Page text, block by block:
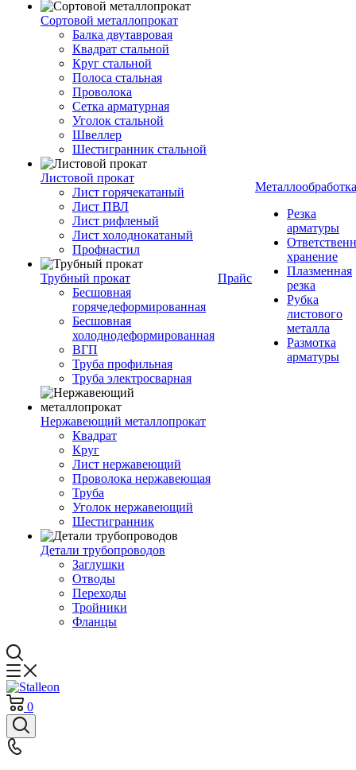
Сортовой металлопрокат
Балка двутавровая
Квадрат стальной
Круг стальной
Полоса стальная
Проволока
Сетка арматурная
Уголок стальной
Швеллер
Шестигранник стальной
Листовой прокат
Лист горячекатаный
Лист ПВЛ
Лист рифленый
Лист холоднокатаный
Профнастил
Трубный прокат
Бесшовная
горячедеформированная
Бесшовная
холоднодеформированная
ВГП
Труба профильная
Труба электросварная
Нержавеющий металлопрокат
Квадрат
Круг
Лист нержавеющий
Проволока нержавеющая
Труба
Уголок нержавеющий
Шестигранник
Детали трубопроводов
Заглушки
Отводы
Переходы
Тройники
Фланцы
Прайс
Металлообработка
Резка
арматуры
хранение
Плазменная
резка
Рубка
листового
металла
Размотка
арматуры
0